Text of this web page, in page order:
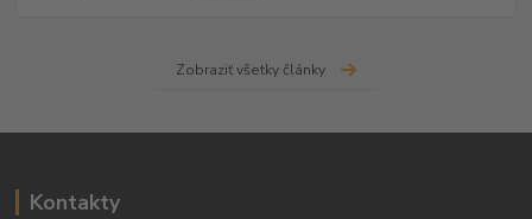
Zobraziť všetky články
Kontakty